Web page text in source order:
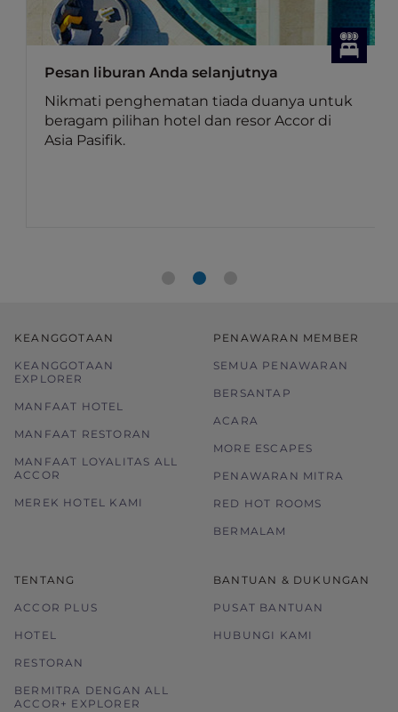
Penawaran Bersantap
Temukan penawaran bersantap eksklusif
untuk member Accor Plus
Keuntungan bagi member: Keanggotaan
KEANGGOTAAN
KEANGGOTAAN
EXPLORER
MANFAAT HOTEL
MANFAAT RESTORAN
MANFAAT LOYALITAS ALL
ACCOR
MEREK HOTEL KAMI
PENAWARAN MEMBER
SEMUA PENAWARAN
BERSANTAP
ACARA
MORE ESCAPES
PENAWARAN MITRA
RED HOT ROOMS
BERMALAM
TENTANG
ACCOR PLUS
HOTEL
RESTORAN
BERMITRA DENGAN ALL
ACCOR+ EXPLORER
BANTUAN & DUKUNGAN
PUSAT BANTUAN
HUBUNGI KAMI